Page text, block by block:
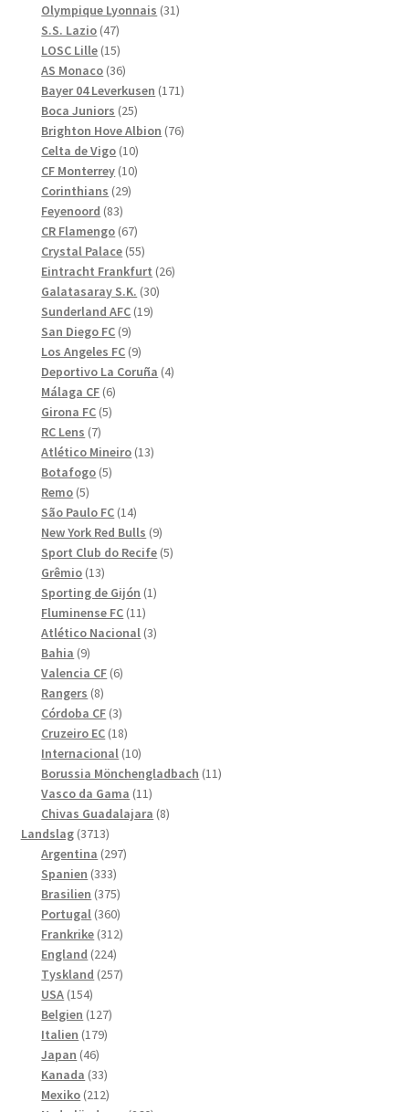
produkter
Olympique Lyonnais 3131
S.S. Lazio 4747
produkter
LOSC Lille 1515
produkter
AS Monaco 3636
produkter
Bayer 04 Leverkusen 171171
Boca Juniors 2525
produkter
Brighton Hove Albion 7676
Celta de Vigo 1010
produkter
CF Monterrey 1010
Corinthians 2929
Feyenoord 8383
produkter
CR Flamengo 6767
produkter
Crystal Palace 5555
produkter
Eintracht Frankfurt 2626
Galatasaray S.K. 3030
Sunderland AFC 1919
San Diego FC 99
produkter
Los Angeles FC 99
produkter
Deportivo La Coruña 44
Málaga CF 66
Girona FC 55
RC Lens 77
produkter
Atlético Mineiro 1313
Botafogo 55
Remo 55
produkter
São Paulo FC 1414
produkter
New York Red Bulls 99
produkter
Sport Club do Recife 55
Grêmio 1313
produkter
Sporting de Gijón 11
Fluminense FC 1111
produkter
Atlético Nacional 33
Bahia 99
produkter
Valencia CF 66
Rangers 88
produkter
Córdoba CF 33
produkter
Cruzeiro EC 1818
produkter
Internacional 1010
produkter
Borussia Mönchengladbach 1111
Vasco da Gama 1111
produkter
Chivas Guadalajara 88
Landslag 37133713
produkter
Argentina 297297
Spanien 333333
produkter
Brasilien 375375
produkter
Portugal 360360
produkter
Frankrike 312312
England 224224
produkter
Tyskland 257257
USA 154154
produkter
Belgien 127127
Italien 179179
Japan 4646
produkter
Kanada 3333
produkter
Mexiko 212212